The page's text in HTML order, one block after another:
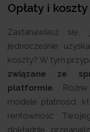
Opłaty i koszty
Zastanawiasz
jednocześnie
koszty? W tym
związane ze
platformie. Różne
modele płatności,
rentowność
dokładnie